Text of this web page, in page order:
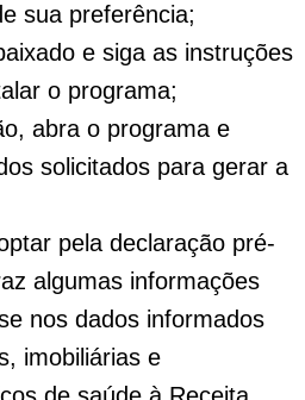
sua preferência;
e siga as instruções
o programa;
abra o programa e
solicitados para gerar a
pela declaração pré-
algumas informações
nos dados informados
imobiliárias e